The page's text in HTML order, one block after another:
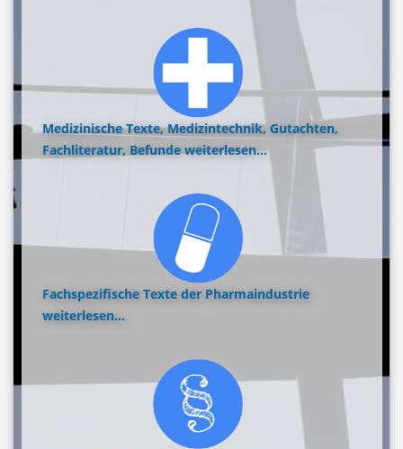
Medizinische Texte, Medizintechnik, Gutachten,
Fachliteratur, Befunde weiterlesen...
Fachspezifische Texte der Pharmaindustrie
weiterlesen...